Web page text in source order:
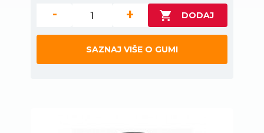
- +
SAZNAJ VIŠE O GUMI